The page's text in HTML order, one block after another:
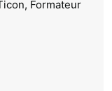
Formateur